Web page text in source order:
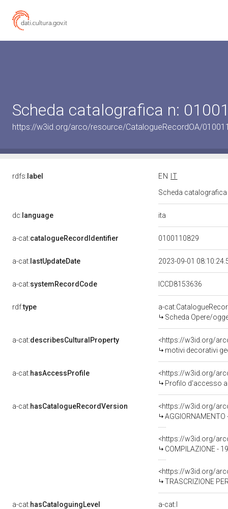
Scheda catalografica n:
https://w3id.org/arco/resource/CatalogueRecordOA/
rdfs: label EN
IT
Scheda
dc: language ita
a-cat:catalogueRecordIdentifier 0100110829
a-cat: lastUpdateDate 2023-09-01
a-cat:systemRecordCode ICCD8153636
rdf:type
a-
Scheda Opere/
a-cat:describesCulturalProperty
<https://w3id.org/
motivi decorativi
a-cat:hasAccessProfile
<https://w3id.org/
Profilo d'accesso
a-cat:hasCatalogueRecordVersion
<https://w3id.org/
<https://w3id.org/
COMPILAZIONE -
<https://w3id.org/
TRASCRIZIONE
a-cat:hasCataloguingLevel
a-cat:I